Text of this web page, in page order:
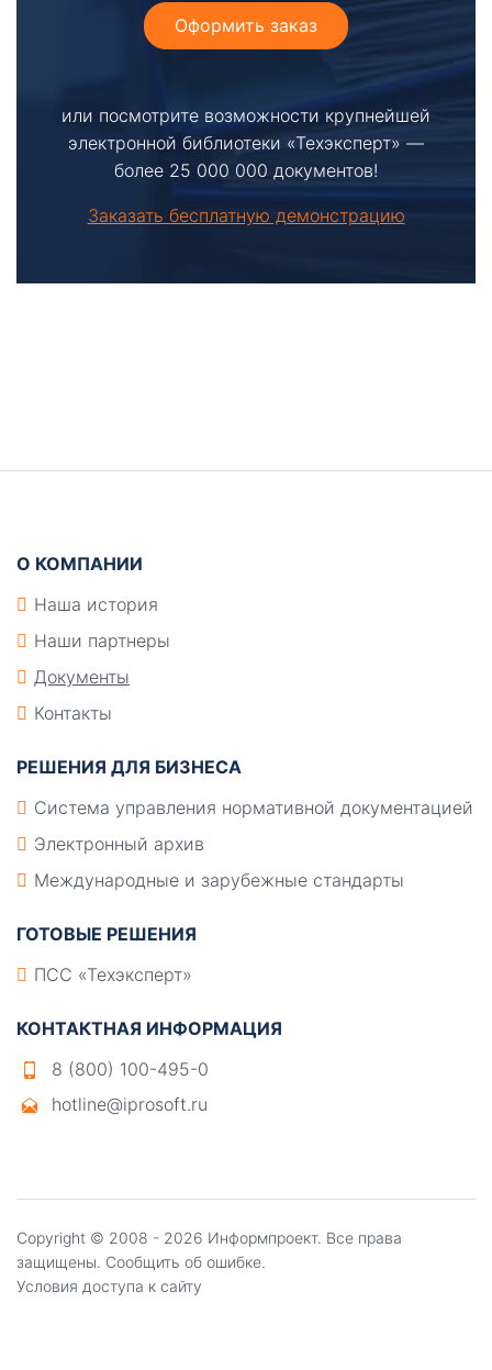
Оформить заказ
или посмотрите возможности крупнейшей
электронной библиотеки «Техэксперт» —
более 25 000 000 документов!
Заказать бесплатную демонстрацию
О КОМПАНИИ
Наша история
Наши партнеры
Документы
Контакты
РЕШЕНИЯ ДЛЯ БИЗНЕСА
Система управления нормативной документацией
Электронный архив
Международные и зарубежные стандарты
ГОТОВЫЕ РЕШЕНИЯ
ПСС «Техэксперт»
КОНТАКТНАЯ ИНФОРМАЦИЯ
8 (800) 100-495-0
hotline@iprosoft.ru
Copyright © 2008 - 2026 Информпроект. Все права
защищены. Сообщить об ошибке.
Условия доступа к сайту